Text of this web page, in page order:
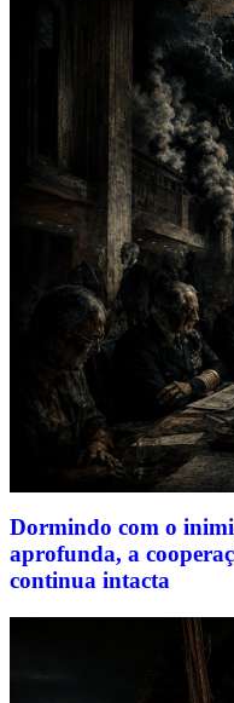
Dormindo com o
aprofunda, a
continua intacta